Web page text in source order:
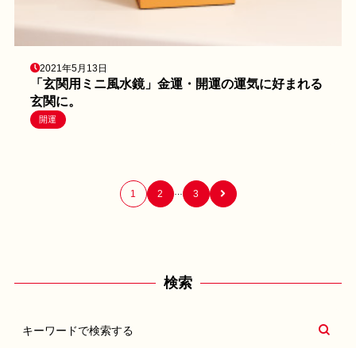
2021年5月13日
「玄関用ミニ風水鏡」金運・開運の運気に好まれる
玄関に。
開運
1 2 … 3
検索